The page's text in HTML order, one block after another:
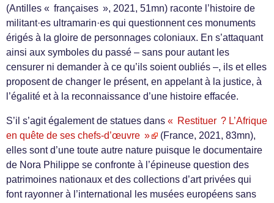
(Antilles « françaises », 2021, 51mn) raconte l’histoire de
militant·es ultramarin·es qui questionnent ces monuments
érigés à la gloire de personnages coloniaux. En s’attaquant
ainsi aux symboles du passé – sans pour autant les
censurer ni demander à ce qu’ils soient oubliés –, ils et elles
proposent de changer le présent, en appelant à la justice, à
l’égalité et à la reconnaissance d’une histoire effacée.
S’il s’agit également de statues dans « Restituer ? L’Afrique
en quête de ses chefs-d’œuvre »
(France, 2021, 83mn),
elles sont d’une toute autre nature puisque le documentaire
de Nora Philippe se confronte à l’épineuse question des
patrimoines nationaux et des collections d’art privées qui
font rayonner à l’international les musées européens sans